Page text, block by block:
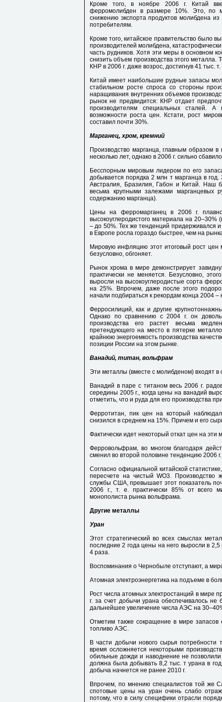
Кроме того, в ноябре 2006 г. Китай
ферромолибден в размере 10%. Это, по
снижению экспорта продуктов молибдена
потребителям.
Кроме того, китайское правительство было
производителей молибдена,
часть рудников. Хотя эти меры в основном
снизить объем производства этого
КНР в 2006 г. даже возрос, достигнув 41 тыс. т.
Китай имеет наибольшие рудные запасы
стабильном росте спроса со стороны
наращивания внутренних объемов
рынок не предвидится: КНР отдает
производителям специальных сталей.
возможности роста цен. Кстати, рост
составил почти 30%.
Марганец, хром, кремний
Производство марганца, главным образом
несколько лет, однако в 2006 г. сильно
Бесспорным мировым лидером по его
добывается порядка 2 млн т марганца в
Австралия, Бразилия, Габон и Китай. Наш
весьма крупными залежами
содержанию марганца).
Цены на ферромарганец в 2006 г.
высокоуглеродистого материала на 20–30%
– до 50%. Тех же тенденций придерживался
в Европе росла гораздо быстрее, чем на
Мировую инфляцию этот итоговый рост цен
безусловно, обгоняет.
Рынок хрома в мире демонстрирует
практически не меняется. Безусловно,
выросли на высокоуглеродистые сорта
на 25%. Впрочем, даже после этого
начали подбираться к рекордам конца 2004 –
Ферросилиций, как и другие
Однако по сравнению с 2004 г. он
производства его растет весьма
претендующего на место в пятерке
крайнюю энергоемкость производства
позиции России на этом рынке.
Ванадий, титан, вольфрам
Эти металлы (вместе с молибденом) входят
Ванадий в паре с титаном весь 2006 г.
середины 2005 г., когда цены на ванадий
отметить, что и руда для его производства
Ферротитан, пик цен на который
снизился в среднем на 15%. Причем и его
Фактически идет некоторый откат цен на
Ферровольфрам, во многом благодаря
сменил во второй половине тенденцию 2006
Согласно официальной китайской
пересчете на чистый WO3. Производство
службы США, превышает этот показатель
2006 г., т. е. практически 85% от всего
монополиста рынка вольфрама.
Другие металлы
Уран
Этот стратегический во всех смыслах
последние 2 года цены на него выросли в
4 раза.
Воспоминания о Чернобыле отступают, а
Атомная электроэнергетика на подъеме в
Рост числа атомных электростанций в мире
г. за счет добычи урана обеспечивалось
дальнейшее увеличение числа АЭС на
Отметим также сокращение в мире
топливо АЭС.
В части добычи нового сырья потребности
время осложняется некоторыми
обильные дожди и наводнение не позволили
должна была добывать 8,2 тыс. т урана в
добыча начнется не ранее 2010 г.
Впрочем, по мнению специалистов той же
спотовые цены на уран очень слабо
потому, что в силу специфики отрасли